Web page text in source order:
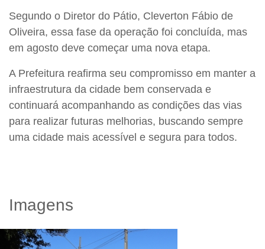
Segundo o Diretor do Pátio, Cleverton Fábio de
Oliveira, essa fase da operação foi concluída, mas
em agosto deve começar uma nova etapa.
A Prefeitura reafirma seu compromisso em manter a
infraestrutura da cidade bem conservada e
continuará acompanhando as condições das vias
para realizar futuras melhorias, buscando sempre
uma cidade mais acessível e segura para todos.
Imagens